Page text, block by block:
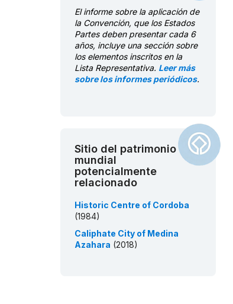
El informe sobre la aplicación de
la Convención, que los Estados
Partes deben presentar cada 6
años, incluye una sección sobre
los elementos inscritos en la
Lista Representativa. Leer más
sobre los informes periódicos.
Sitio del patrimonio
mundial
potencialmente
relacionado
Historic Centre of Cordoba
(1984)
Caliphate City of Medina
Azahara (2018)